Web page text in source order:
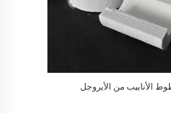
الأنابيب من الأيروجل